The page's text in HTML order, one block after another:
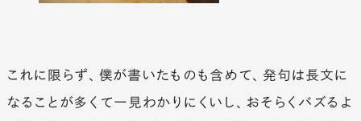
これに限らず、僕が書いたものも含めて、発句は長文に
なることが多くて一見わかりにくいし、おそらくバズるよ